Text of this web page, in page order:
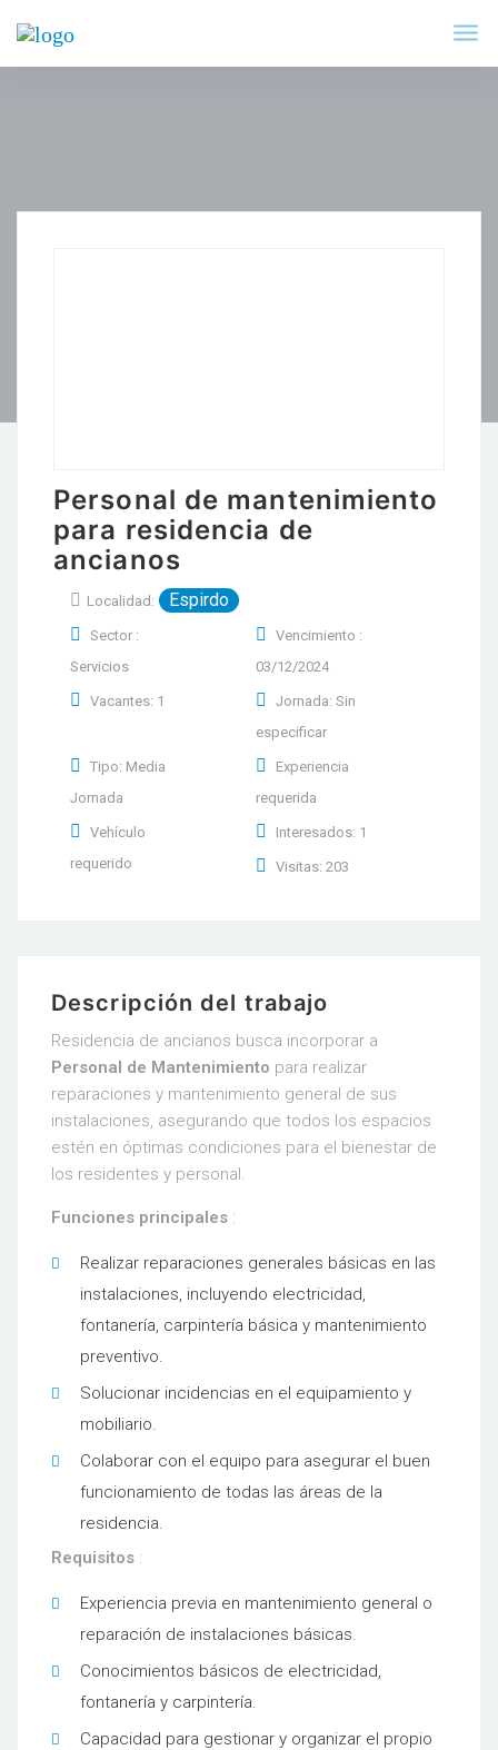
Personal de mantenimiento
para residencia de
ancianos
Localidad: Espirdo
Sector :
Servicios
Vencimiento :
03/12/2024
Vacantes: 1
Jornada: Sin
especificar
Tipo: Media
Jornada
Experiencia
requerida
Vehículo
requerido
Interesados: 1
Visitas: 203
Descripción del trabajo
Residencia de ancianos busca incorporar a
Personal de Mantenimiento para realizar
reparaciones y mantenimiento general de sus
instalaciones, asegurando que todos los espacios
estén en óptimas condiciones para el bienestar de
los residentes y personal.
Funciones principales :
Realizar reparaciones generales básicas en las
instalaciones, incluyendo electricidad,
fontanería, carpintería básica y mantenimiento
preventivo.
Solucionar incidencias en el equipamiento y
mobiliario.
Colaborar con el equipo para asegurar el buen
funcionamiento de todas las áreas de la
residencia.
Requisitos :
Experiencia previa en mantenimiento general o
reparación de instalaciones básicas.
Conocimientos básicos de electricidad,
fontanería y carpintería.
Capacidad para gestionar y organizar el propio